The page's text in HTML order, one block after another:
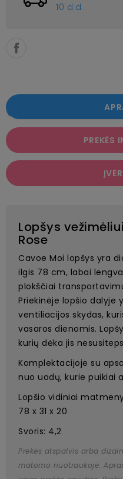
10 d.d.
PREKĖS
Lopšys
Rose
Cavoe Moi lopšys yra
ilgis 78 cm, labai
plokščiai
Priekinėje lopšio dalyje
ventiliacijos skydas,
vasaros dienomis.
kurių dėka jis
Komplektacijoje su
nuo uodų, kurie puikiai
Lopšio vidiniai
78 x 31 x 20
Svoris: 4,2
Prekės atspalvis arba
matomo nuotraukoje.